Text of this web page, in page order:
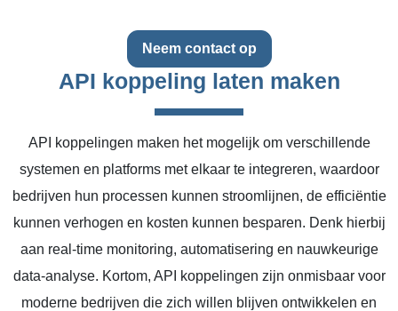
Neem contact op
API koppeling laten maken
API koppelingen maken het mogelijk om verschillende
systemen en platforms met elkaar te integreren, waardoor
bedrijven hun processen kunnen stroomlijnen, de efficiëntie
kunnen verhogen en kosten kunnen besparen. Denk hierbij
aan real-time monitoring, automatisering en nauwkeurige
data-analyse. Kortom, API koppelingen zijn onmisbaar voor
moderne bedrijven die zich willen blijven ontwikkelen en